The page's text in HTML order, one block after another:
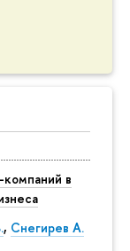
в
, Снегирев А.